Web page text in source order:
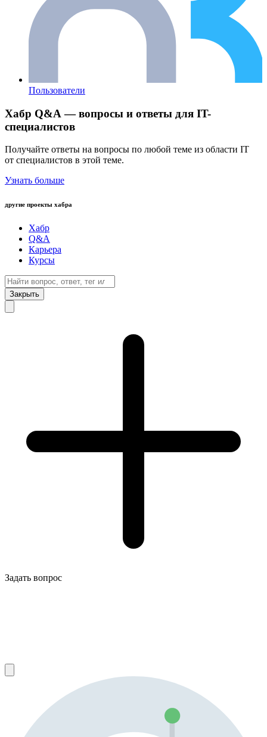
Пользователи
Хабр Q&A — вопросы и ответы для IT-
специалистов
Получайте ответы на вопросы по любой теме из области IT
от специалистов в этой теме.
Узнать больше
другие проекты хабра
Хабр
Q&A
Карьера
Курсы
Закрыть
Задать вопрос